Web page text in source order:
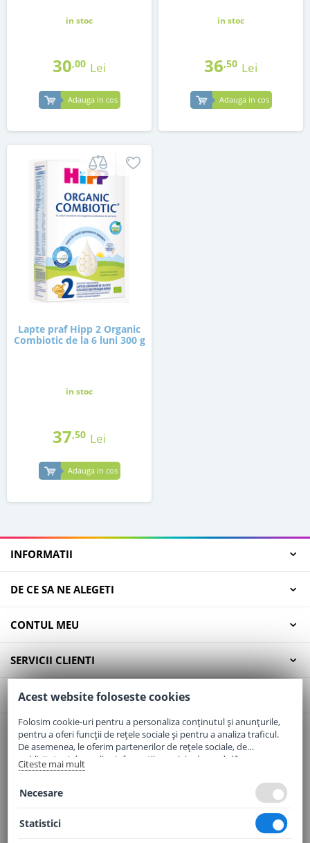
in stoc
30,00 Lei
Adauga in cos
in stoc
36,50 Lei
Adauga in cos
Lapte praf Hipp 2 Organic
Combiotic de la 6 luni 300 g
in stoc
37,50 Lei
Adauga in cos
INFORMATII
DE CE SA NE ALEGETI
CONTUL MEU
SERVICII CLIENTI
CONTACT
Email:office@elaptepraf.ro
Telefon:0745-964-449
Adresa:Sos. Borsului, Nr. 20, Oradea, Jud. Bihor
Acest website foloseste cookies
Folosim cookie-uri pentru a personaliza conținutul și anunțurile,
pentru a oferi funcții de rețele sociale și pentru a analiza traficul.
De asemenea, le oferim partenerilor de rețele sociale, de
publicitate și de analize informații cu privire la modul în care
folosiți site-ul nostru. Aceștia le pot combina cu alte informații
Citeste mai mult
Necesare
Statistici